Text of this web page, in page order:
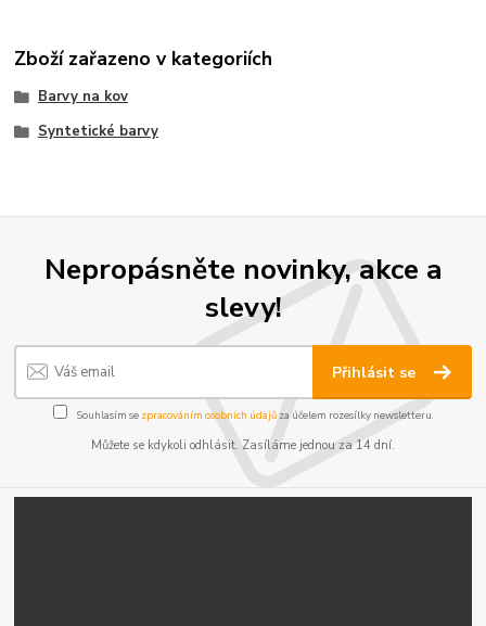
Zboží zařazeno v kategoriích
Barvy na kov
Syntetické barvy
Nepropásněte novinky, akce a
slevy!
Přihlásit se
Souhlasím se zpracováním osobních údajůza účelem rozesílky newsletteru.
Můžete se kdykoli odhlásit. Zasíláme jednou za 14 dní.